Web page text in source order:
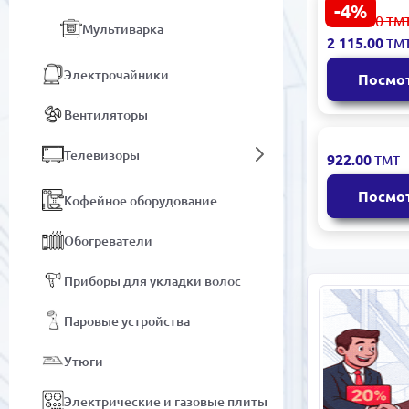
Мультиварка
Электрочайники
Вентиляторы
Телевизоры
Кофейное оборудование
Обогреватели
Приборы для укладки волос
Паровые устройства
Утюги
Электрические и газовые плиты
-4%
Bosch
Кухонная
мотором
2 212.00
2 115.00
R R.6611O |
миксер 4,0
922.00ТМТ